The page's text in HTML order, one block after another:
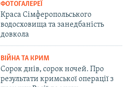
ФОТОГАЛЕРЕЇ
Краса Сімферопольського
водосховища та занедбаність
довкола
ВІЙНА ТА КРИМ
Сорок днів, сорок ночей. Про
результати кримської операції з